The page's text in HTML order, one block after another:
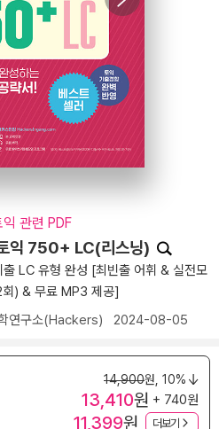
관련 PDF
익 750+ LC(리스닝)
LC 유형 완성 [최빈출 어휘 & 실전모
) & 무료 MP3 제공]
연구소(Hackers) 2024-08-05
14,900원, 10%
13,410원 + 740원
11,399원 더보기